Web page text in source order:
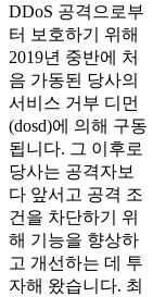
DDoS 공격으로부
터 보호하기 위해
2019년 중반에 처
음 가동된 당사의
서비스 거부 디먼
(dosd)에 의해 구동
됩니다. 그 이후로
당사는 공격자보
다 앞서고 공격 조
건을 차단하기 위
해 기능을 향상하
고 개선하는 데 투
자해 왔습니다. 최